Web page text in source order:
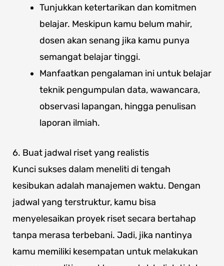
Tunjukkan ketertarikan dan komitmen
belajar. Meskipun kamu belum mahir,
dosen akan senang jika kamu punya
semangat belajar tinggi.
Manfaatkan pengalaman ini untuk belajar
teknik pengumpulan data, wawancara,
observasi lapangan, hingga penulisan
laporan ilmiah.
6. Buat jadwal riset yang realistis
Kunci sukses dalam meneliti di tengah
kesibukan adalah manajemen waktu. Dengan
jadwal yang terstruktur, kamu bisa
menyelesaikan proyek riset secara bertahap
tanpa merasa terbebani. Jadi, jika nantinya
kamu memiliki kesempatan untuk melakukan